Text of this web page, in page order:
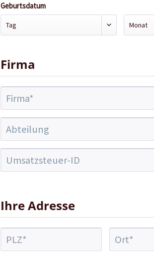
Geburtsdatum
Firma
Ihre Adresse